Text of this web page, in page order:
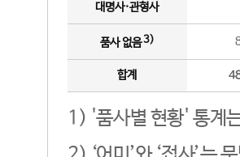
대명사·관형사
품사 없음3)
합계
1) '품사별 현황' 통계